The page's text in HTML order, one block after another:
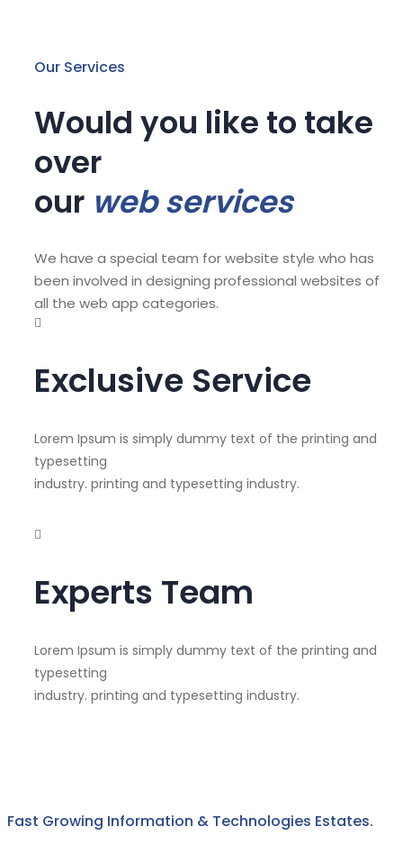
Our Services
Would you like to take
over
our web services
We have a special team for website style who has
been involved in designing professional websites of
all the web app categories.
Exclusive Service
Lorem Ipsum is simply dummy text of the printing and
typesetting
industry. printing and typesetting industry.
Experts Team
Lorem Ipsum is simply dummy text of the printing and
typesetting
industry. printing and typesetting industry.
Fast Growing Information & Technologies Estates.